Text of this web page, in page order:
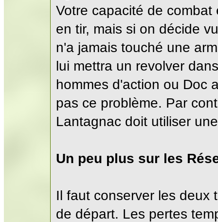
Votre capacité de
en tir, mais si on décide
n'a jamais touché une
lui mettra un revolver
hommes d'action ou Doc
pas ce problème. Par
Lantagnac doit utiliser
Un peu plus sur les
Il faut conserver les deux
de départ. Les pertes